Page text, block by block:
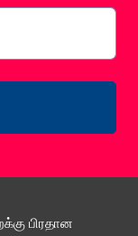
பிரதான